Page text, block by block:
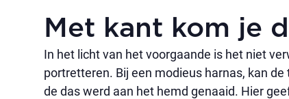
Met kant kom je
In het licht van het voorgaande is het niet
portretteren. Bij een modieus harnas, kan
de das werd aan het hemd genaaid. Hier